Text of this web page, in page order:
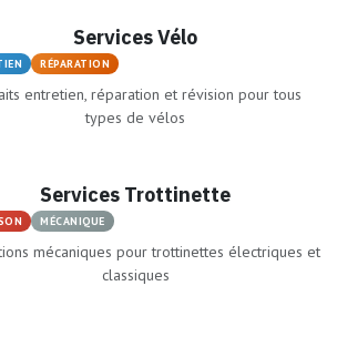
Services Vélo
RÉPARATION
entretien, réparation et révision pour tous
types de vélos
Services Trottinette
MÉCANIQUE
mécaniques pour trottinettes électriques et
classiques